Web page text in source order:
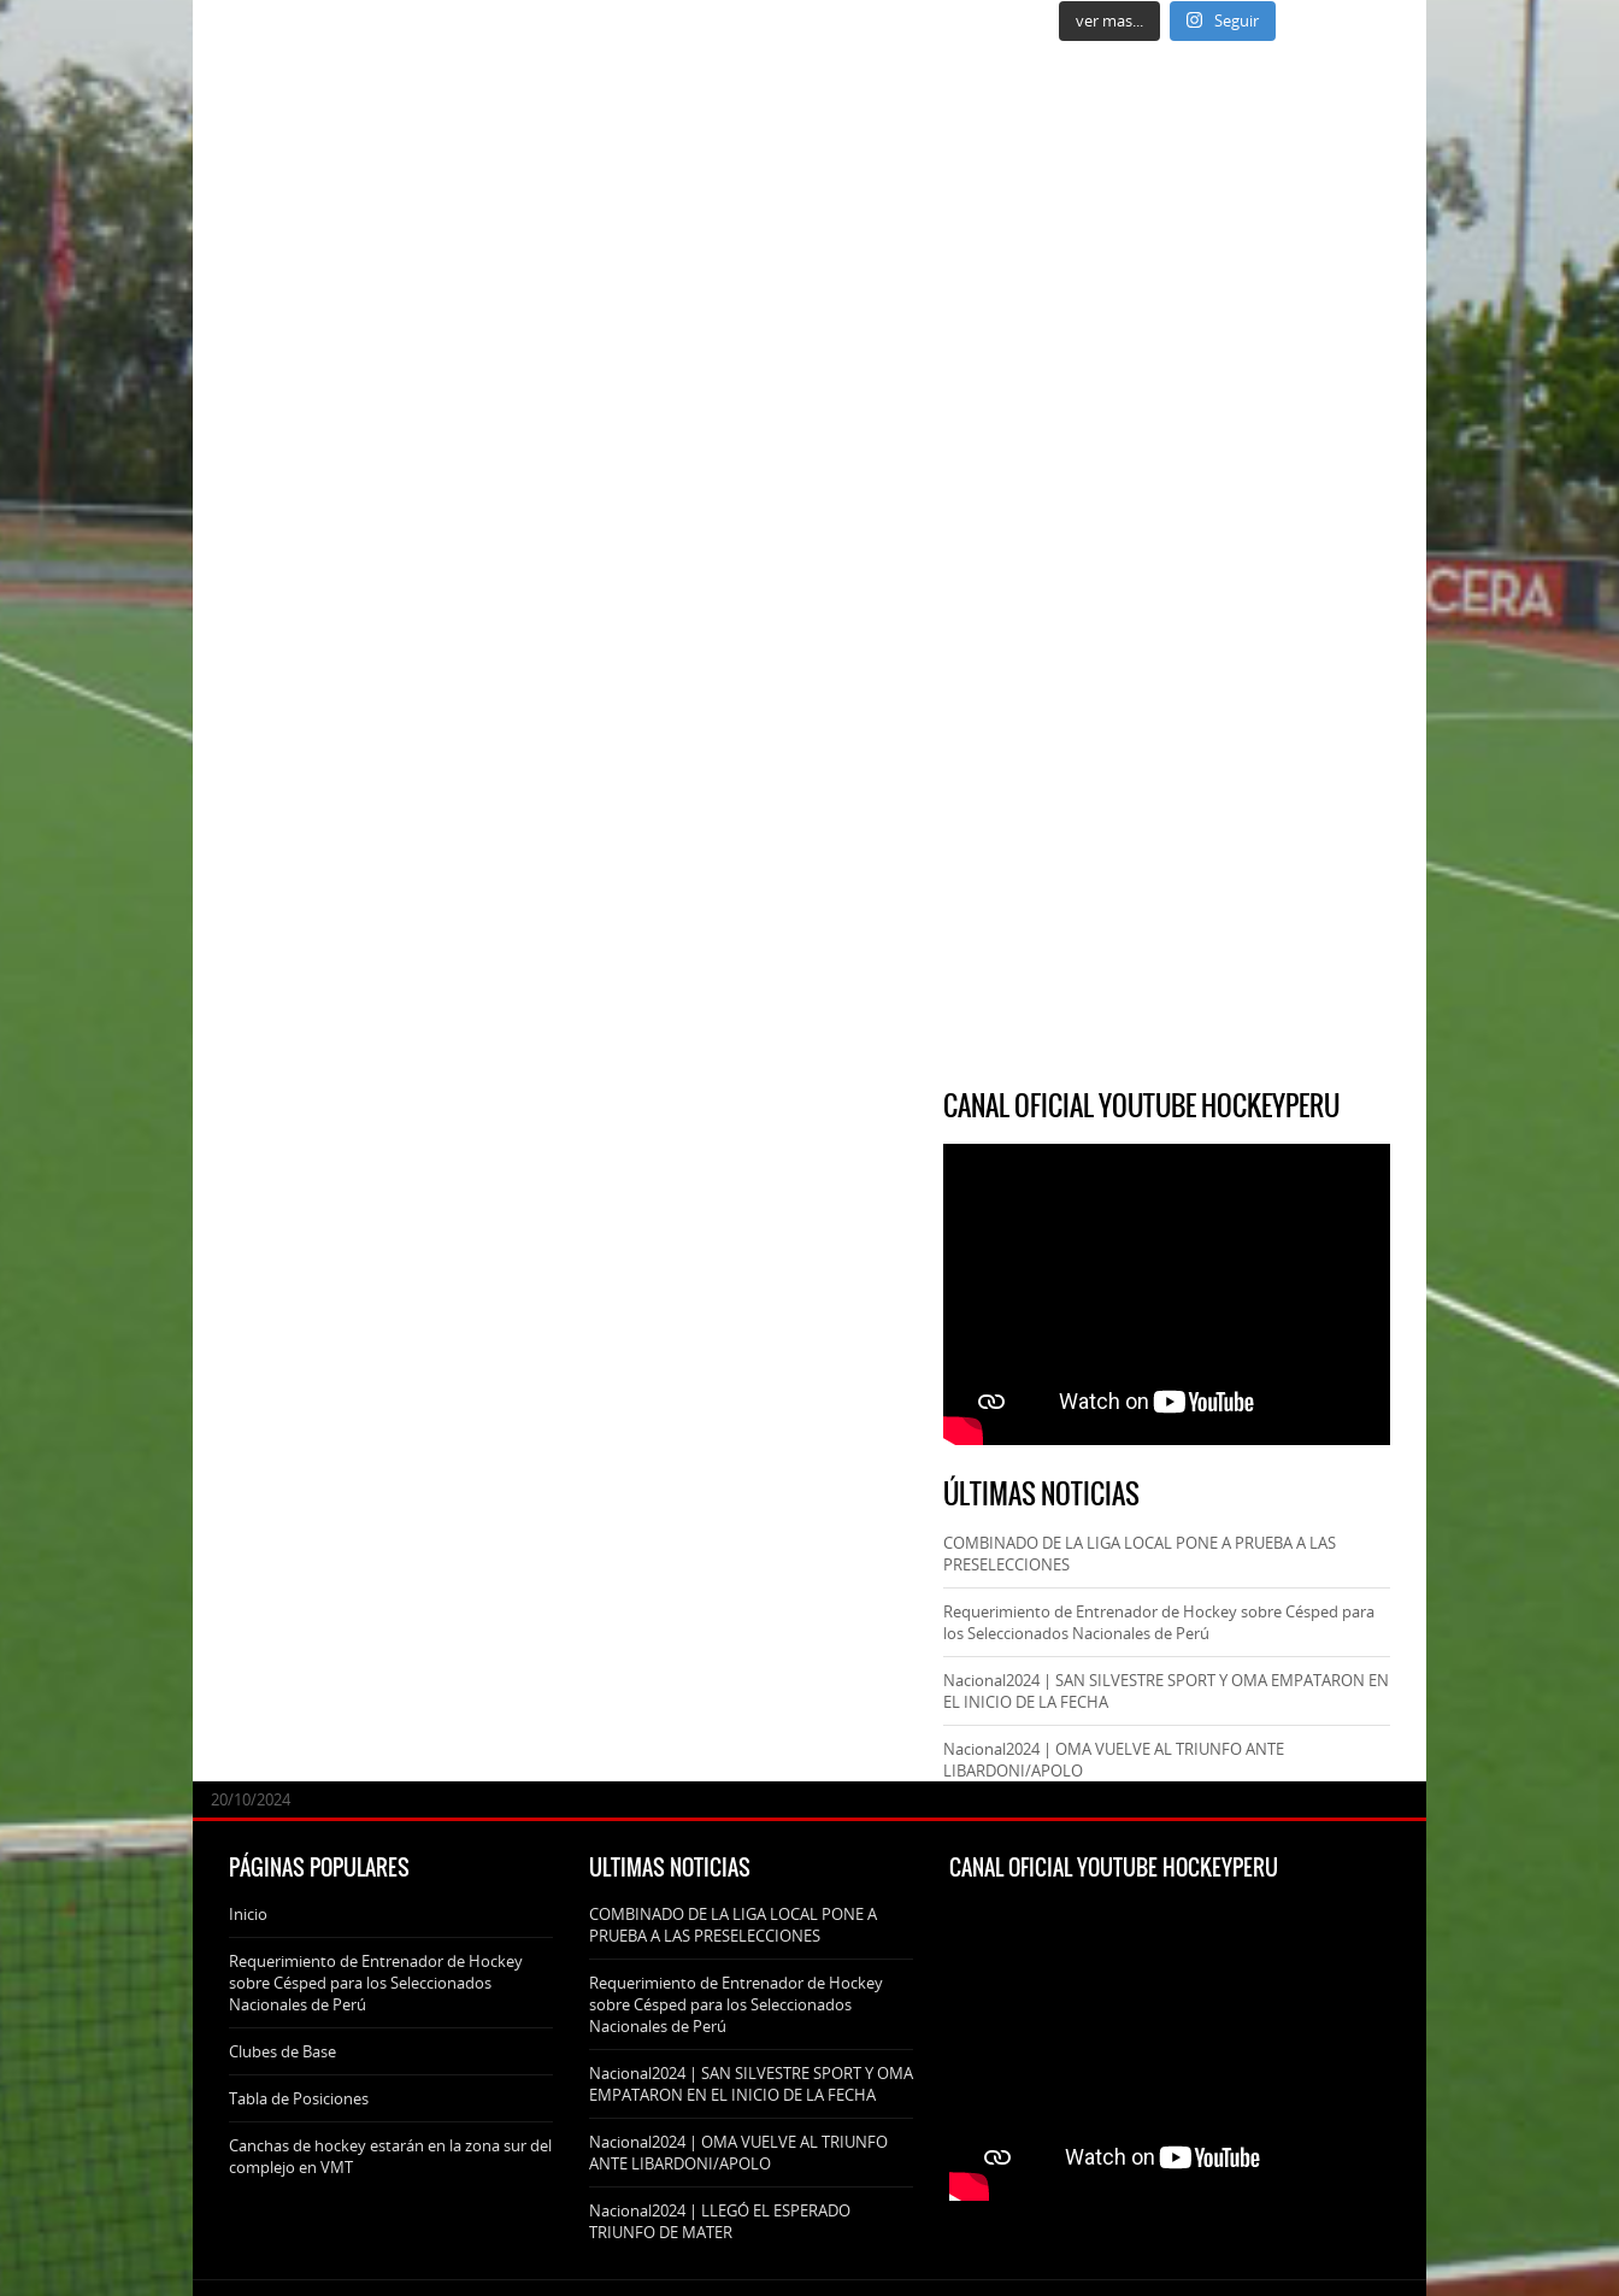
ver mas... Seguir
CANAL OFICIAL YOUTUBE HOCKEYPERU
ÚLTIMAS NOTICIAS
COMBINADO DE LA LIGA LOCAL PONE A PRUEBA A LAS
PRESELECCIONES
24/09/2025
Requerimiento de Entrenador de Hockey sobre Césped para
los Seleccionados Nacionales de Perú
07/11/2024
Nacional2024 | SAN SILVESTRE SPORT Y OMA EMPATARON EN
EL INICIO DE LA FECHA
20/10/2024
Nacional2024 | OMA VUELVE AL TRIUNFO ANTE
LIBARDONI/APOLO
20/10/2024
PÁGINAS POPULARES
Inicio
Requerimiento de Entrenador de Hockey
sobre Césped para los Seleccionados
Nacionales de Perú
Clubes de Base
Tabla de Posiciones
Canchas de hockey estarán en la zona sur del
complejo en VMT
ULTIMAS NOTICIAS
COMBINADO DE LA LIGA LOCAL PONE A
PRUEBA A LAS PRESELECCIONES
Requerimiento de Entrenador de Hockey
sobre Césped para los Seleccionados
Nacionales de Perú
Nacional2024 | SAN SILVESTRE SPORT Y OMA
EMPATARON EN EL INICIO DE LA FECHA
Nacional2024 | OMA VUELVE AL TRIUNFO
ANTE LIBARDONI/APOLO
Nacional2024 | LLEGÓ EL ESPERADO
TRIUNFO DE MATER
CANAL OFICIAL YOUTUBE HOCKEYPERU